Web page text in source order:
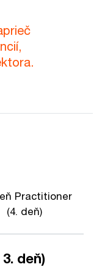
Practitioner
(4. deň)
deň)